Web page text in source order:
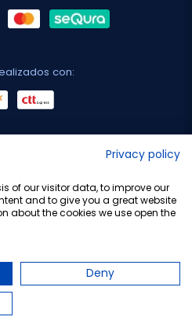
con:
Privacy policy
of our visitor data, to improve our
and to give you a great website
about the cookies we use open the
Deny